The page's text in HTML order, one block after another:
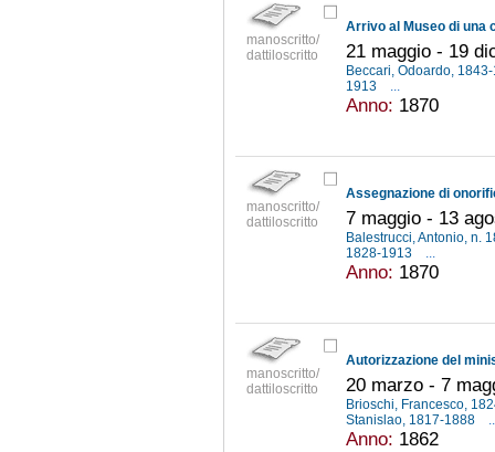
manoscritto/
dattiloscritto
21 maggio - 19
Beccari, Odoardo,
1913
...
Anno: 1870
manoscritto/
dattiloscritto
7 maggio - 13
Balestrucci, Antonio, n.
1828-1913
...
Anno: 1870
manoscritto/
dattiloscritto
20 marzo - 7
Brioschi, Francesco,
Stanislao, 1817-1888
Anno: 1862